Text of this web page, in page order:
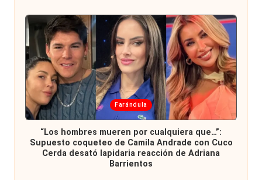
Publicada
en
Farándula
“Los hombres mueren por cualquiera que…”:
Supuesto coqueteo de Camila Andrade con Cuco
Cerda desató lapidaria reacción de Adriana
Barrientos